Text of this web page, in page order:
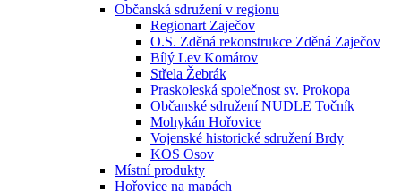
Občanská sdružení v regionu
Regionart Zaječov
O.S. Zděná rekonstrukce Zděná Zaječov
Bílý Lev Komárov
Střela Žebrák
Praskoleská společnost sv. Prokopa
Občanské sdružení NUDLE Točník
Mohykán Hořovice
Vojenské historické sdružení Brdy
KOS Osov
Místní produkty
Hořovice na mapách